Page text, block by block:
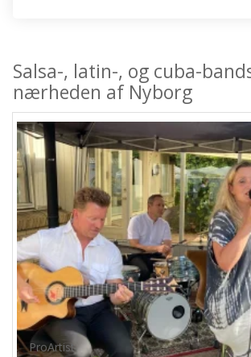
Salsa-, latin-, og cuba-
nærheden af Nyborg
ProArtist